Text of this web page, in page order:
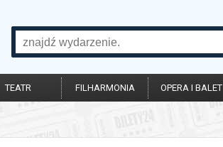
TEATR FILHARMONIA OPERA I BALET